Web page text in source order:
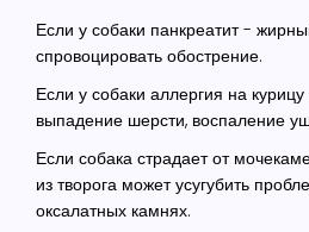
Если у собаки панкреатит -
спровоцировать обострение.
Если у собаки аллергия на
выпадение шерсти, воспаление
Если собака страдает от
из творога может усугубить
оксалатных камнях.